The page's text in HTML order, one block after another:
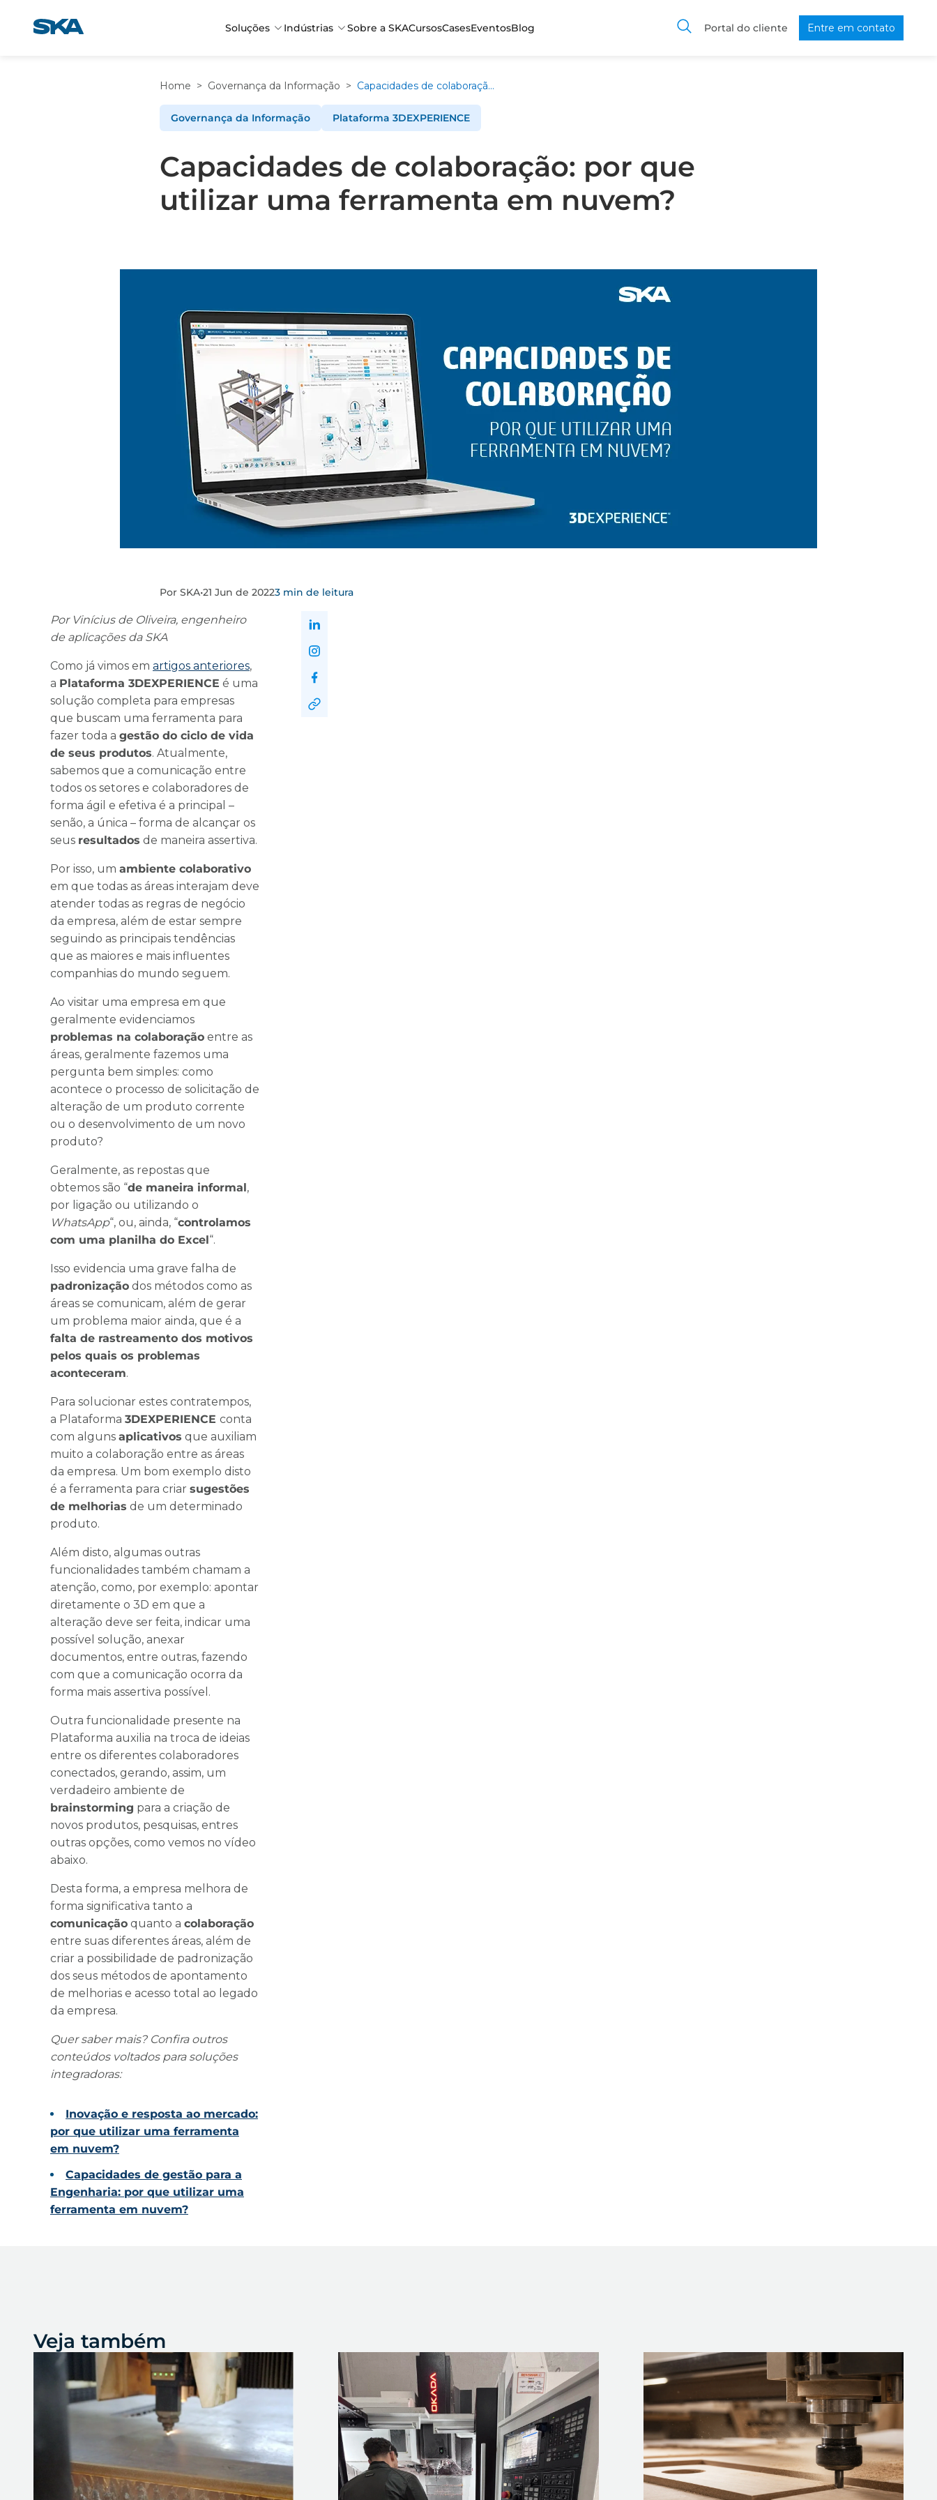
Soluções Indústrias Sobre a SKACursosCasesEventosBlog Portal do cliente Entre em contato
Home > Governança da Informação > Capacidades de colaboração: por que utilizar uma ferramenta em nuvem?
Governança da Informação Plataforma 3DEXPERIENCE
Capacidades de colaboração: por que
utilizar uma ferramenta em nuvem?
Por SKA•21 Jun de 20223 min de leitura
Por Vinícius de Oliveira, engenheiro
de aplicações da SKA
Como já vimos em artigos anteriores,
a Plataforma 3DEXPERIENCE é uma
solução completa para empresas
que buscam uma ferramenta para
fazer toda a gestão do ciclo de vida
de seus produtos. Atualmente,
sabemos que a comunicação entre
todos os setores e colaboradores de
forma ágil e efetiva é a principal –
senão, a única – forma de alcançar os
seus resultados de maneira assertiva.
Por isso, um ambiente colaborativo
em que todas as áreas interajam deve
atender todas as regras de negócio
da empresa, além de estar sempre
seguindo as principais tendências
que as maiores e mais influentes
companhias do mundo seguem.
Ao visitar uma empresa em que
geralmente evidenciamos
problemas na colaboração entre as
áreas, geralmente fazemos uma
pergunta bem simples: como
acontece o processo de solicitação de
alteração de um produto corrente
ou o desenvolvimento de um novo
produto?
Geralmente, as repostas que
obtemos são “de maneira informal,
por ligação ou utilizando o
WhatsApp“, ou, ainda, “controlamos
com uma planilha do Excel“.
Isso evidencia uma grave falha de
padronização dos métodos como as
áreas se comunicam, além de gerar
um problema maior ainda, que é a
falta de rastreamento dos motivos
pelos quais os problemas
aconteceram.
Para solucionar estes contratempos,
a Plataforma 3DEXPERIENCE conta
com alguns aplicativos que auxiliam
muito a colaboração entre as áreas
da empresa. Um bom exemplo disto
é a ferramenta para criar sugestões
de melhorias de um determinado
produto.
Além disto, algumas outras
funcionalidades também chamam a
atenção, como, por exemplo: apontar
diretamente o 3D em que a
alteração deve ser feita, indicar uma
possível solução, anexar
documentos, entre outras, fazendo
com que a comunicação ocorra da
forma mais assertiva possível.
Outra funcionalidade presente na
Plataforma auxilia na troca de ideias
entre os diferentes colaboradores
conectados, gerando, assim, um
verdadeiro ambiente de
brainstorming para a criação de
novos produtos, pesquisas, entres
outras opções, como vemos no vídeo
abaixo.
Desta forma, a empresa melhora de
forma significativa tanto a
comunicação quanto a colaboração
entre suas diferentes áreas, além de
criar a possibilidade de padronização
dos seus métodos de apontamento
de melhorias e acesso total ao legado
da empresa.
Quer saber mais? Confira outros
conteúdos voltados para soluções
integradoras:
Inovação e resposta ao mercado:
por que utilizar uma ferramenta
em nuvem?
Capacidades de gestão para a
Engenharia: por que utilizar uma
ferramenta em nuvem?
Veja também